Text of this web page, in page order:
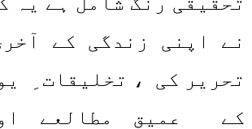
نے اپنی زندگی کے
تحریر کی ، تخلیقات
کے عمیق مطالعے